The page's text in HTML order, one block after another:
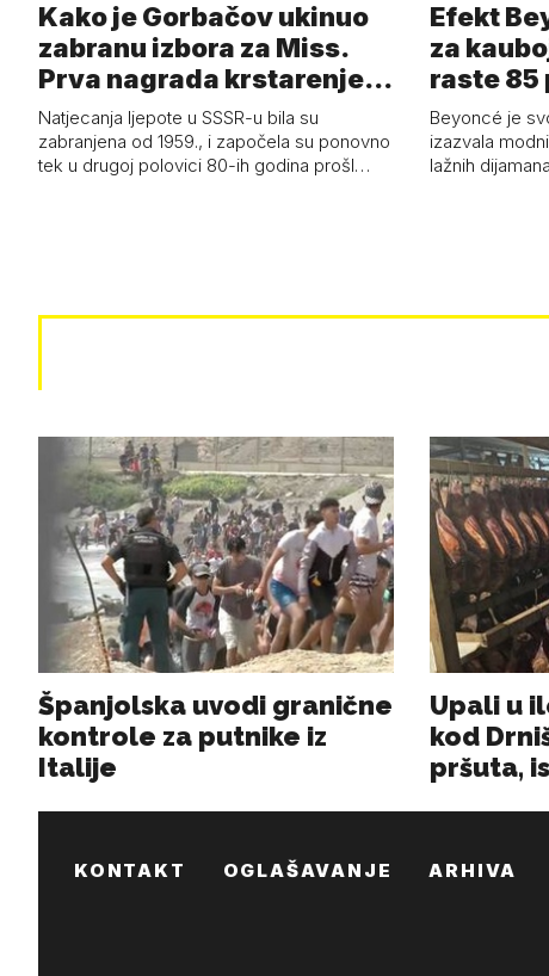
Kako je Gorbačov ukinuo
zabranu izbora za Miss.
Prva nagrada krstarenje
Jadran…
Natjecanja ljepote u SSSR-u bila su
zabranjena od 1959., i započela su ponovno
tek u drugoj polovici 80-ih godina prošl…
Efekt
za
raste 85
Beyoncé je
izazvala
lažnih
KONTAKT OGLAŠAVANJE ARHIVA